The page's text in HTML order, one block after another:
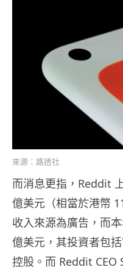
來源：路透社
而消息更指，Reddit
億美元（相當於港幣
收入來源為廣告，而
億美元，其投資者包
控股。而 Reddit